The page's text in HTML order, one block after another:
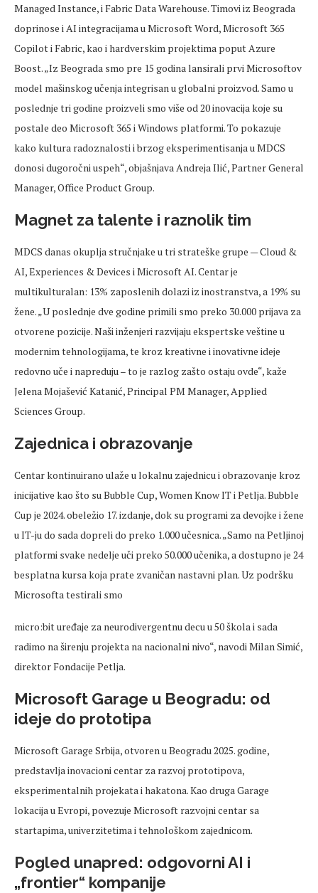
Managed Instance, i Fabric Data Warehouse. Timovi iz Beograda
doprinose i AI integracijama u Microsoft Word, Microsoft 365
Copilot i Fabric, kao i hardverskim projektima poput Azure
Boost.„Iz Beograda smo pre 15 godina lansirali prviMicrosoftov
model mašinskog učenja integrisan u globalni proizvod. Samo u
poslednje tri godine proizveli smo više od 20 inovacija koje su
postale deo Microsoft 365 i Windows platformi. To pokazuje
kako kultura radoznalosti i brzog eksperimentisanja u MDCS
donosi dugoročniuspeh“, objašnjava Andreja Ilić, Partner General
Manager, Office Product Group.
Magnet za talente i raznolik tim
MDCS danas okuplja stručnjake u tri strateške grupe — Cloud &
AI, Experiences & Devices i Microsoft AI. Centar je
multikulturalan: 13% zaposlenih dolazi iz inostranstva, a 19% su
žene.„U poslednje dve godine primili smo preko 30.000 prijava za
otvorene pozicije. Naši inženjeri razvijaju ekspertske veštine u
modernim tehnologijama, te kroz kreativne i inovativne ideje
redovno uče i napreduju– to je razlog zašto ostajuovde“, kaže
JelenaMojašević Katanić, Principal PM Manager, Applied
Sciences Group.
Zajednica i obrazovanje
Centar kontinuirano ulaže u lokalnu zajednicu i obrazovanje kroz
inicijative kao što su Bubble Cup, Women Know IT i Petlja. Bubble
Cup je 2024.obeležio 17. izdanje, dok su programi zadevojke i žene
u IT-ju do sadadoprelido preko 1.000 učesnica.„Samo na Petljinoj
platformi svake nedelje uči preko 50.000 učenika, a dostupno je 24
besplatna kursa koja prate zvaničan nastavni plan. Uz podršku
Microsoftatestirali smo
micro:bituređaje za neurodivergentnudecu u 50 škola i sada
radimo na širenju projekta na nacionalni nivo“, navodi Milan Simić,
direktor Fondacije Petlja.
Microsoft Garage u Beogradu: od
ideje do prototipa
Microsoft Garage Srbija, otvoren u Beogradu 2025. godine,
predstavlja inovacioni centar za razvoj prototipova,
eksperimentalnih projekata ihakatona. Kao druga Garage
lokacija u Evropi, povezuje Microsoft razvojni centar sa
startapima, univerzitetima i tehnološkom zajednicom.
Pogled unapred: odgovorni AI i
„frontier“ kompanije